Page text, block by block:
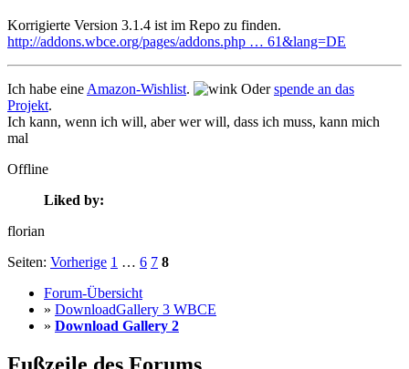
Korrigierte Version 3.1.4 ist im Repo zu finden.
http://addons.wbce.org/pages/addons.php … 61&lang=DE
Ich habe eine Amazon-Wishlist. Oderspende an das
Projekt.
Ich kann, wenn ich will, aber wer will, dass ich muss, kann mich
mal
Offline
Liked by:
florian
Seiten: Vorherige 1 … 6 7 8
Forum-Übersicht
» DownloadGallery 3 WBCE
» Download Gallery 2
Fußzeile des Forums